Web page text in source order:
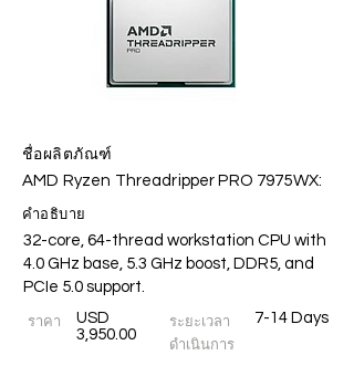
ชื่อผลิตภัณฑ์
AMD Ryzen Threadripper PRO 7975WX:
คำอธิบาย
32-core, 64-thread workstation CPU with
4.0 GHz base, 5.3 GHz boost, DDR5, and
PCIe 5.0 support.
ราคา
USD
3,950.00
ระยะเวลา
ดำเนินการ
7-14 Days